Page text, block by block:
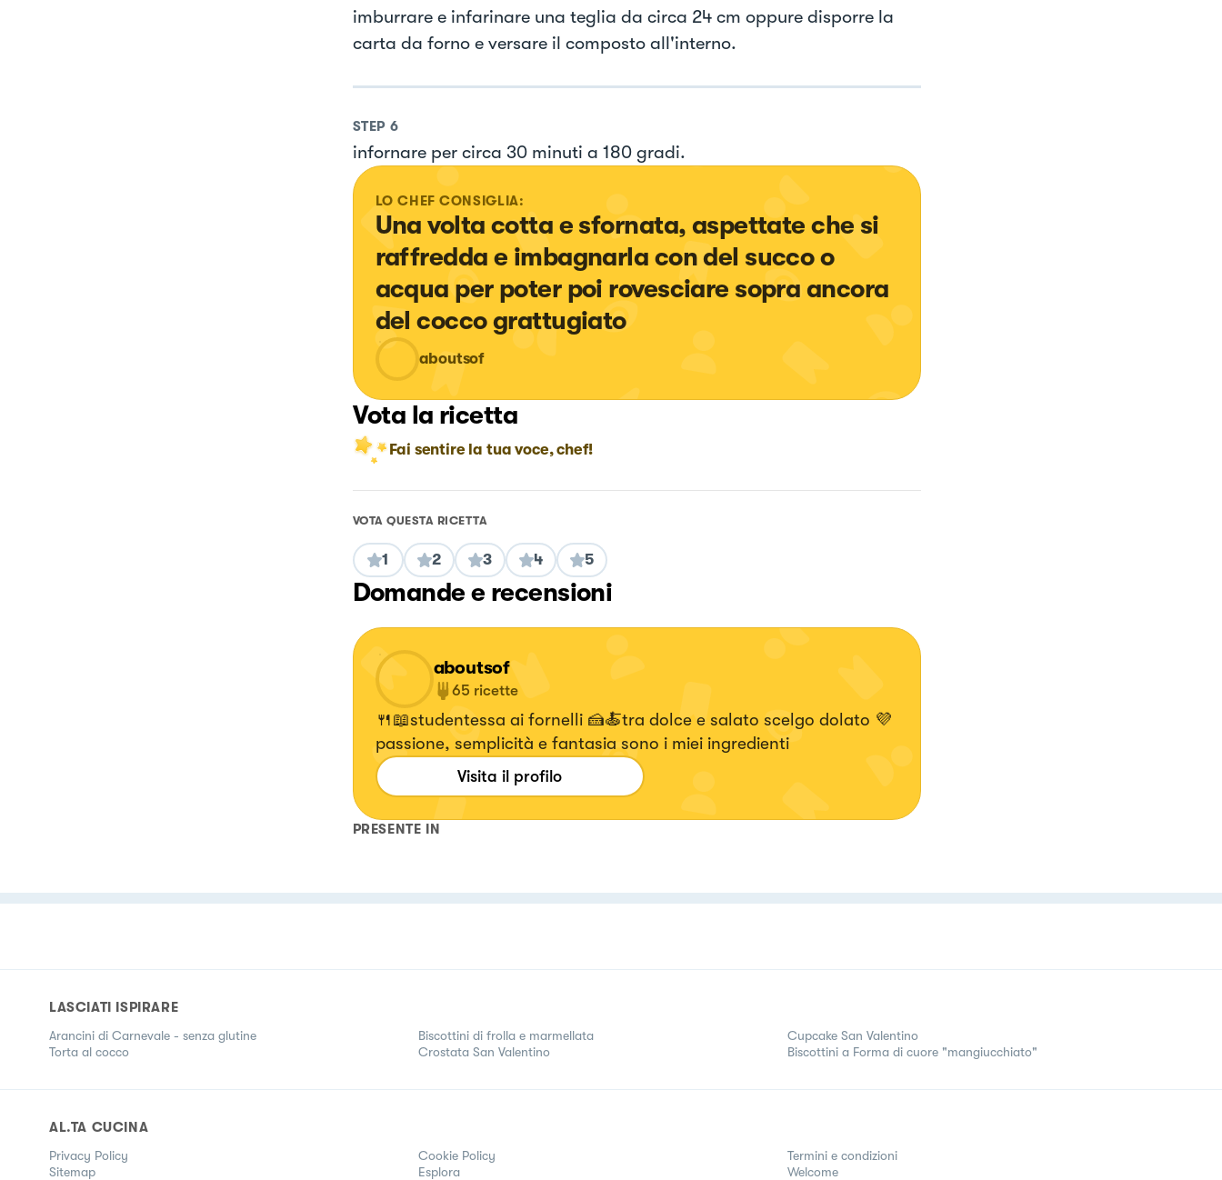
imburrare e infarinare una teglia da circa 24 cm oppure disporre la
carta da forno e versare il composto all'interno.
STEP 6
infornare per circa 30 minuti a 180 gradi.
LO CHEF CONSIGLIA:
Una volta cotta e sfornata, aspettate che si
raffredda e imbagnarla con del succo o
acqua per poter poi rovesciare sopra ancora
del cocco grattugiato
aboutsof
Vota la ricetta
Fai sentire la tua voce, chef!
VOTA QUESTA RICETTA
1 2 3 4 5
Domande e recensioni
aboutsof
65 ricette
🍴📖studentessa ai fornelli 🍰🍝tra dolce e salato scelgo dolato 💜
passione, semplicità e fantasia sono i miei ingredienti
Visita il profilo
PRESENTE IN
LASCIATI ISPIRARE
Arancini di Carnevale - senza glutine
Torta al cocco
Biscottini di frolla e marmellata
Crostata San Valentino
Cupcake San Valentino
Biscottini a Forma di cuore "mangiucchiato"
AL.TA CUCINA
Privacy Policy Cookie Policy
Termini e condizioni
Sitemap
Esplora Welcome